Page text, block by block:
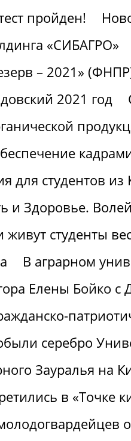
пройден!
«СИБАГРО»
– 2021»
2021 год
для студентов из
и Здоровье.
живут студенты
В аграрном
Елены Бойко с
серебро
Зауралья на
в «Точке